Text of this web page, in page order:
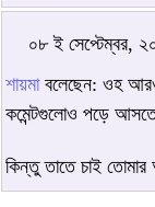
০৮ ই সেপ্টেম্বর,
শায়মাবলেছেন: ওহ
কমেন্টগুলোও পড়ে
কিন্তু তাতে চাই